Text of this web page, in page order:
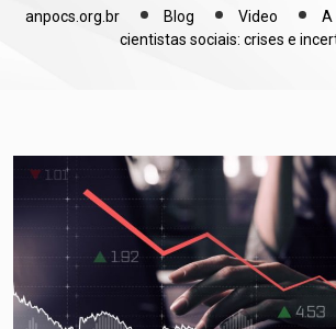
anpocs.org.br Blog Video
A
cientistas sociais: crises e